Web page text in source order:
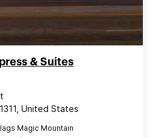
& Suites
United States
Magic Mountain